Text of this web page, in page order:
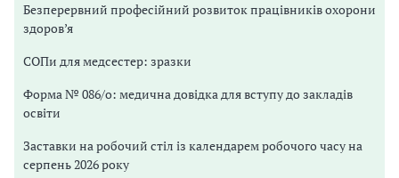
Безперервний професійний розвиток працівників охорони
здоров’я
СОПи для медсестер: зразки
Форма № 086/о: медична довідка для вступу до закладів
освіти
Заставки на робочий стіл із календарем робочого часу на
серпень 2026 року